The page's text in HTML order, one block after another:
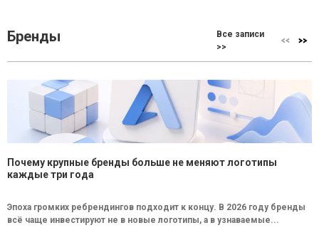
Бренды
Все записи
>>
Почему крупные бренды больше не меняют логотипы
каждые три года
Эпоха громких ребрендингов подходит к концу. В 2026 году бренды
всё чаще инвестируют не в новые логотипы, а в узнаваемые...